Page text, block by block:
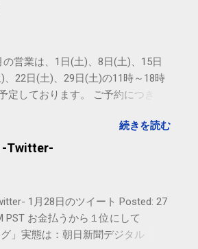
の営業は、1日(土)、8日(土)、15日
、22日(土)、29日(土)の11時～18時
定しております。 ご予約につきま
。 電話に出られないことがあります
、ご予約、お問い合わせは
続きを読む
-Twitter-
1月28日のツイート Posted: 27
PST お金払うから１位にして
グ」実態は：朝日新聞デジタル